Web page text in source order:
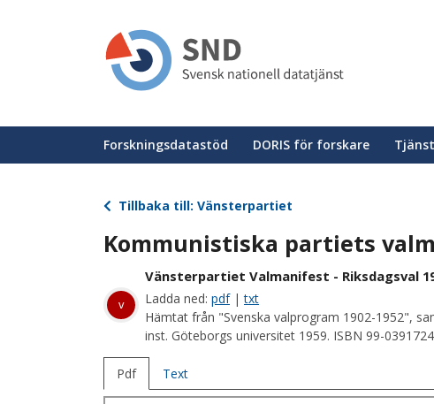
Huvudmeny
Forskningsdatastöd DORIS för forskare
Tillbaka till: Vänsterpartiet
Kommunistiska partiets
v
Vänsterpartiet Valmanifest - Riksdagsval
Ladda ned: pdf|txt
Hämtat från "Svenska valprogram 1902-1952",
inst. Göteborgs universitet 1959. ISBN 99-
Pdf Text